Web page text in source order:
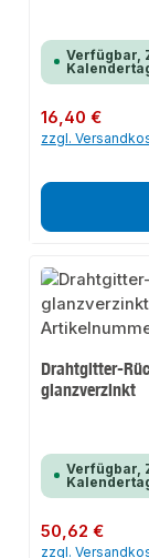
Verfügbar,
Regulärer Preis:
16,40 €
zzgl.
Drahtgitter-
glanzverzinkt
Verfügbar,
Regulärer Preis:
50,62 €
zzgl.